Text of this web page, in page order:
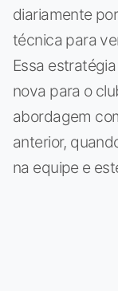
diariamente
técnica para
Essa
nova para o
abordagem
anterior,
na equipe e